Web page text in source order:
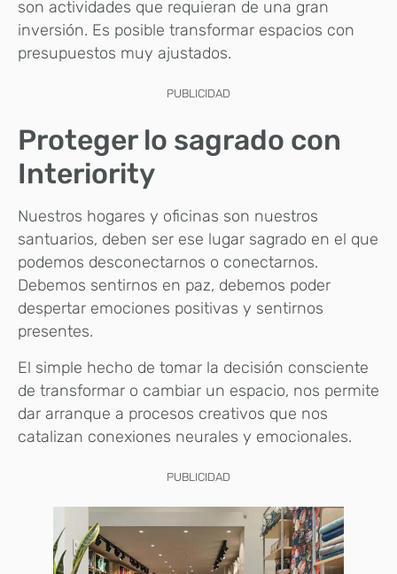
son actividades que requieran de una gran
inversión. Es posible transformar espacios con
presupuestos muy ajustados.
PUBLICIDAD
Proteger lo sagrado con
Interiority
Nuestros hogares y oficinas son nuestros
santuarios, deben ser ese lugar sagrado en el que
podemos desconectarnos o conectarnos.
Debemos sentirnos en paz, debemos poder
despertar emociones positivas y sentirnos
presentes.
El simple hecho de tomar la decisión consciente
de transformar o cambiar un espacio, nos permite
dar arranque a procesos creativos que nos
catalizan conexiones neurales y emocionales.
PUBLICIDAD